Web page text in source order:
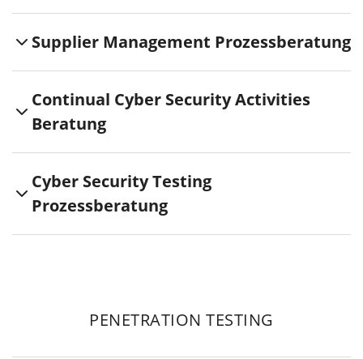
Supplier Management Prozessberatung
Continual Cyber Security Activities
Beratung
Cyber Security Testing
Prozessberatung
PENETRATION TESTING